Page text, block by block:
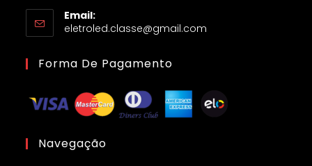
Email:
eletroled.classe@gmail.com
Forma De Pagamento
Navegação